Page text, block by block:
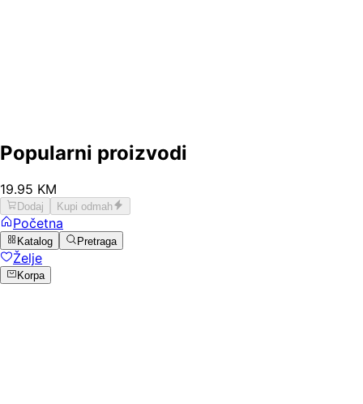
Popularni proizvodi
19.95 KM
Dodaj Kupi odmah
Početna
Katalog Pretraga
Želje
Korpa